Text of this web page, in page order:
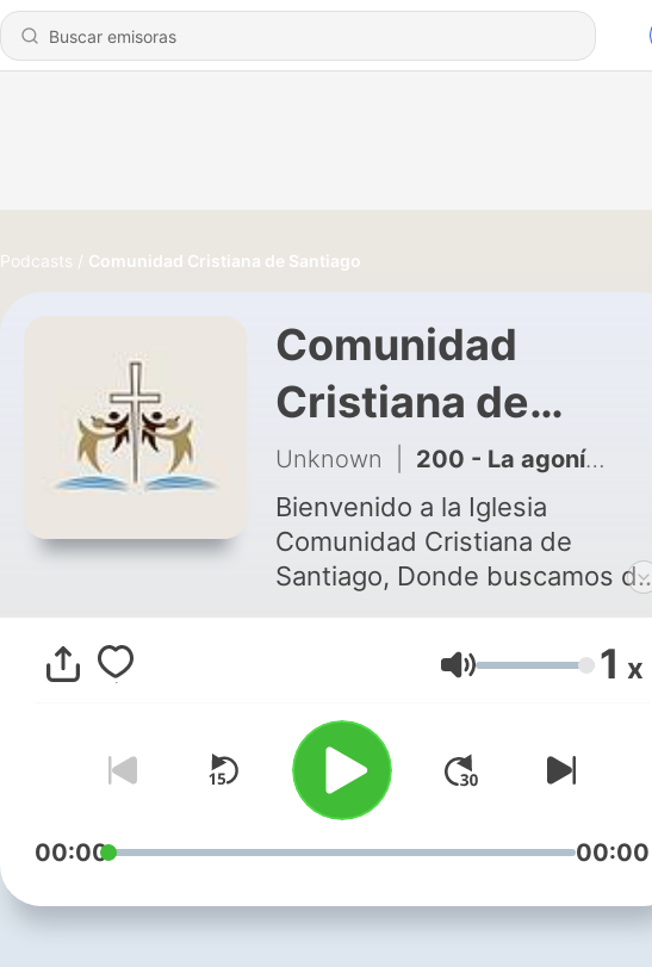
Podcasts Comunidad Cristiana de Santiago
Comunidad
Cristiana de
Santiago
Unknown 200 - La agonía de Jesús antes del calvario
Bienvenido a la Iglesia
Comunidad Cristiana de
Santiago, Donde buscamos de
Volumen 1 x
00:00 00:00